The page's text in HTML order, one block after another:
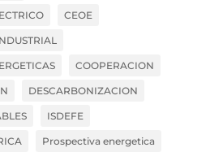
CEOE
COOPERACION
DESCARBONIZACION
ISDEFE
Prospectiva energetica